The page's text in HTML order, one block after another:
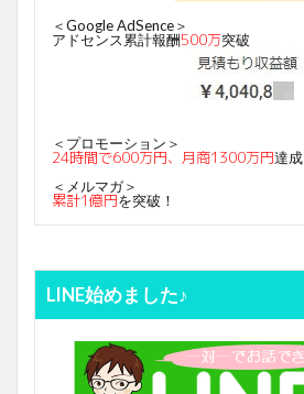
＜Google AdSence＞
アドセンス累計報酬500万突破
＜プロモーション＞
24時間で600万円、月商1300万円達成
＜メルマガ＞
累計1億円を突破！
LINE始めました♪